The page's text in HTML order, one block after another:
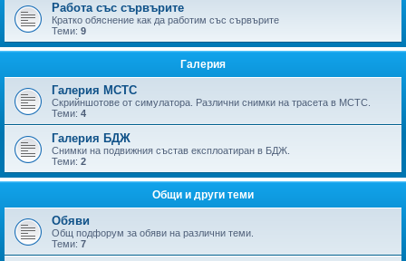
Работа със сървърите
Кратко обяснение как да работим със сървърите
Теми: 9
Галерия
Галерия МСТС
Скрийншотове от симулатора. Различни снимки на трасета в МСТС.
Теми: 4
Галерия БДЖ
Снимки на подвижния състав експлоатиран в БДЖ.
Теми: 2
Общи и други теми
Обяви
Общ подфорум за обяви на различни теми.
Теми: 7